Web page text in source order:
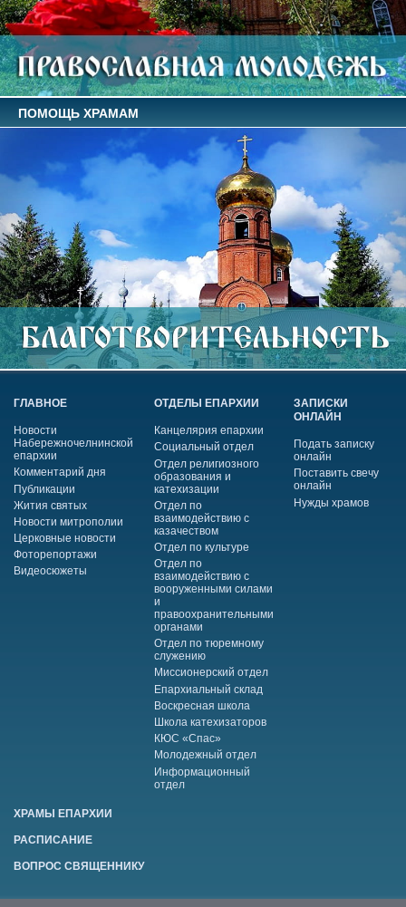
ПОМОЩЬ ХРАМАМ
ГЛАВНОЕ
Новости
Набережночелнинской
епархии
Комментарий дня
Публикации
Жития святых
Новости митрополии
Церковные новости
Фоторепортажи
Видеосюжеты
ОТДЕЛЫ ЕПАРХИИ
Канцелярия епархии
Социальный отдел
Отдел религиозного
образования и
катехизации
Отдел по
взаимодействию с
казачеством
Отдел по культуре
Отдел по
взаимодействию с
вооруженными силами
и
правоохранительными
органами
Отдел по тюремному
служению
Миссионерский отдел
Епархиальный склад
Воскресная школа
Школа катехизаторов
КЮС «Спас»
Молодежный отдел
Информационный
отдел
ЗАПИСКИ
ОНЛАЙН
Подать записку
онлайн
Поставить свечу
онлайн
Нужды храмов
ХРАМЫ ЕПАРХИИ
РАСПИСАНИЕ
ВОПРОС СВЯЩЕННИКУ